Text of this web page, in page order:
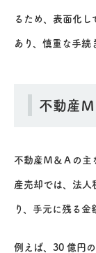
るため、表面化
あり、慎重な手続
不動産
不動産Ｍ＆Ａの主
産売却では、法人
り、手元に残る金
例えば、30 億円